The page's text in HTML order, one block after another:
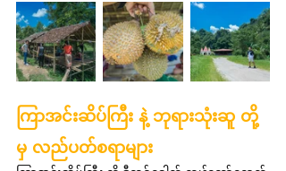
ကြာအင်းဆိပ်ကြီး နဲ့ ဘုရားသုံးဆူ တို့
မှ လည်ပတ်စရာများ